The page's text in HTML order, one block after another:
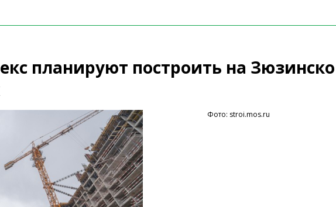
планируют построить на
Фото: stroi.mos.ru